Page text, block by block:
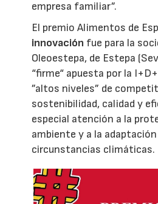
empresa familiar”.
El premio Alimentos de
innovación fue para la
Oleoestepa, de Estepa
“firme“ apuesta por la
”altos niveles” de
sostenibilidad, calidad y
especial atención a la
ambiente y a la adaptación
circunstancias climáticas.